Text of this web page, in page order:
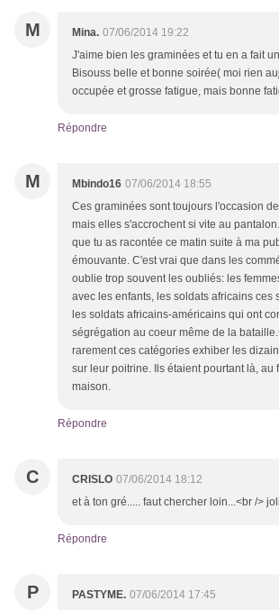
M Mina. 07/06/2014 19:22
J'aime bien les graminées et tu en a fait
Bisouss belle et bonne soirée( moi rien
occupée et grosse fatigue, mais bonne
Répondre
M Mbindo16 07/06/2014 18:55
Ces graminées sont toujours l'occasion
mais elles s'accrochent si vite au
que tu as racontée ce matin suite à ma
émouvante. C'est vrai que dans les
oublie trop souvent les oubliés: les
avec les enfants, les soldats africains ces
les soldats africains-américains qui ont
ségrégation au coeur même de la
rarement ces catégories exhiber les
sur leur poitrine. Ils étaient pourtant là, au
maison.
Répondre
C CRISLO 07/06/2014 18:12
et à ton gré..... faut chercher loin...<br />
Répondre
P PASTYME. 07/06/2014 17:45